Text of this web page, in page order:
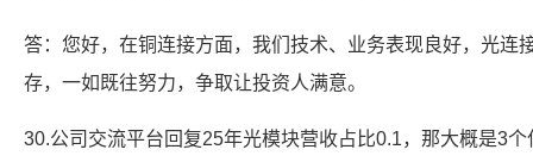
答：您好，在铜连接方面，我们技术、业务表现良好，光连
存，一如既往努力，争取让投资人满意。
30.公司交流平台回复25年光模块营收占比0.1，那大概是3个